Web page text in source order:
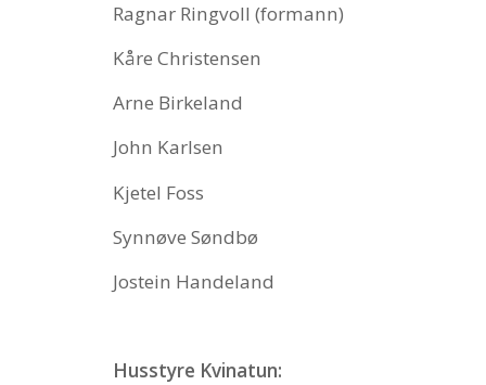
Ragnar Ringvoll (formann)
Kåre Christensen
Arne Birkeland
John Karlsen
Kjetel Foss
Synnøve Søndbø
Jostein Handeland
Husstyre Kvinatun: